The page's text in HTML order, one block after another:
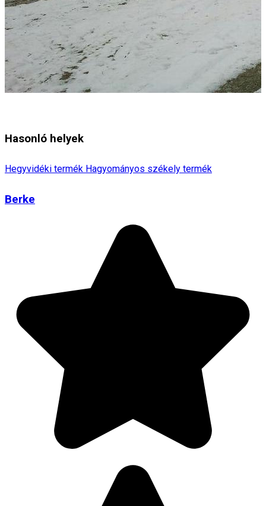
Hasonló helyek
Hegyvidéki termék Hagyományos székely termék
Berke